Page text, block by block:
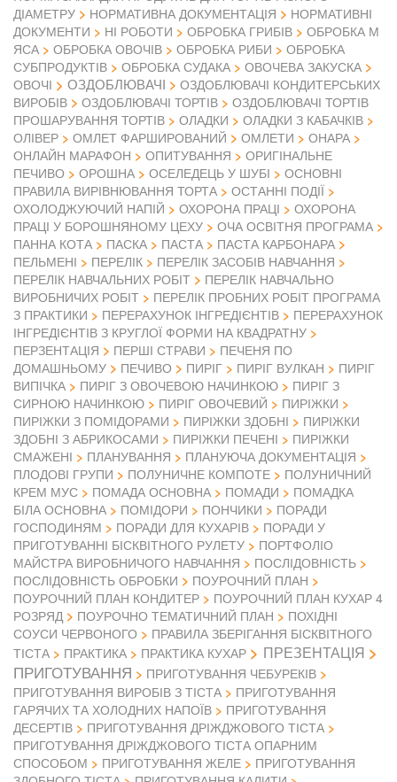
ДІАМЕТРУ
НОРМАТИВНА ДОКУМЕНТАЦІЯ
НОРМАТИВНІ
ДОКУМЕНТИ
НІ РОБОТИ ОБРОБКА ГРИБІВ
ОБРОБКА М
ЯСА
ОБРОБКА ОВОЧІВ ОБРОБКА РИБИ
ОБРОБКА
СУБПРОДУКТІВ
ОБРОБКА СУДАКА
ОВОЧЕВА ЗАКУСКА
ОВОЧІ
ОЗДОБЛЮВАЧІ
ОЗДОБЛЮВАЧІ КОНДИТЕРСЬКИХ
ВИРОБІВ
ОЗДОБЛЮВАЧІ ТОРТІВ
ОЗДОБЛЮВАЧІ ТОРТІВ
ПРОШАРУВАННЯ ТОРТІВ
ОЛАДКИ
ОЛАДКИ З КАБАЧКІВ
ОЛІВЕР
ОМЛЕТ ФАРШИРОВАНИЙ ОМЛЕТИ
ОНАРА
ОНЛАЙН МАРАФОН
ОПИТУВАННЯ
ОРИГІНАЛЬНЕ
ПЕЧИВО
ОРОШНА ОСЕЛЕДЕЦЬ У ШУБІ
ОСНОВНІ
ПРАВИЛА ВИРІВНЮВАННЯ ТОРТА
ОСТАННІ ПОДІЇ
ОХОЛОДЖУЮЧИЙ НАПІЙ
ОХОРОНА ПРАЦІ
ОХОРОНА
ПРАЦІ У БОРОШНЯНОМУ ЦЕХУ
ОЧА ОСВІТНЯ ПРОГРАМА
ПАННА КОТА
ПАСКА ПАСТА
ПАСТА КАРБОНАРА
ПЕЛЬМЕНІ
ПЕРЕЛІК
ПЕРЕЛІК ЗАСОБІВ НАВЧАННЯ
ПЕРЕЛІК НАВЧАЛЬНИХ РОБІТ
ПЕРЕЛІК НАВЧАЛЬНО
ВИРОБНИЧИХ РОБІТ
ПЕРЕЛІК ПРОБНИХ РОБІТ ПРОГРАМА
З ПРАКТИКИ
ПЕРЕРАХУНОК ІНГРЕДІЄНТІВ
ПЕРЕРАХУНОК
ІНГРЕДІЄНТІВ З КРУГЛОЇ ФОРМИ НА КВАДРАТНУ
ПЕРЗЕНТАЦІЯ
ПЕРШІ СТРАВИ
ПЕЧЕНЯ ПО
ДОМАШНЬОМУ
ПЕЧИВО ПИРІГ ПИРІГ ВУЛКАН
ПИРІГ
ВИПІЧКА
ПИРІГ З ОВОЧЕВОЮ НАЧИНКОЮ
ПИРІГ З
СИРНОЮ НАЧИНКОЮ
ПИРІГ ОВОЧЕВИЙ
ПИРІЖКИ
ПИРІЖКИ З ПОМІДОРАМИ
ПИРІЖКИ ЗДОБНІ
ПИРІЖКИ
ЗДОБНІ З АБРИКОСАМИ
ПИРІЖКИ ПЕЧЕНІ
ПИРІЖКИ
СМАЖЕНІ
ПЛАНУВАННЯ
ПЛАНУЮЧА ДОКУМЕНТАЦІЯ
ПЛОДОВІ ГРУПИ
ПОЛУНИЧНЕ КОМПОТЕ
ПОЛУНИЧНИЙ
КРЕМ МУС
ПОМАДА ОСНОВНА ПОМАДИ
ПОМАДКА
БІЛА ОСНОВНА
ПОМІДОРИ ПОНЧИКИ
ПОРАДИ
ГОСПОДИНЯМ
ПОРАДИ ДЛЯ КУХАРІВ
ПОРАДИ У
ПРИГОТУВАННІ БІСКВІТНОГО РУЛЕТУ
ПОРТФОЛІО
МАЙСТРА ВИРОБНИЧОГО НАВЧАННЯ
ПОСЛІДОВНІСТЬ
ПОСЛІДОВНІСТЬ ОБРОБКИ
ПОУРОЧНИЙ ПЛАН
ПОУРОЧНИЙ ПЛАН КОНДИТЕР
ПОУРОЧНИЙ ПЛАН КУХАР 4
РОЗРЯД
ПОУРОЧНО ТЕМАТИЧНИЙ ПЛАН
ПОХІДНІ
СОУСИ ЧЕРВОНОГО
ПРАВИЛА ЗБЕРІГАННЯ БІСКВІТНОГО
ТІСТА
ПРАКТИКА ПРАКТИКА КУХАР
ПРЕЗЕНТАЦІЯ
ПРИГОТУВАННЯ
ПРИГОТУВАННЯ ЧЕБУРЕКІВ
ПРИГОТУВАННЯ ВИРОБІВ З ТІСТА
ПРИГОТУВАННЯ
ГАРЯЧИХ ТА ХОЛОДНИХ НАПОЇВ
ПРИГОТУВАННЯ
ДЕСЕРТІВ
ПРИГОТУВАННЯ ДРІЖДЖОВОГО ТІСТА
ПРИГОТУВАННЯ ДРІЖДЖОВОГО ТІСТА ОПАРНИМ
СПОСОБОМ
ПРИГОТУВАННЯ ЖЕЛЕ
ПРИГОТУВАННЯ